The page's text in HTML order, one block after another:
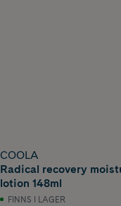
COOLA
Radical recovery
lotion 148ml
FINNS I LAGER